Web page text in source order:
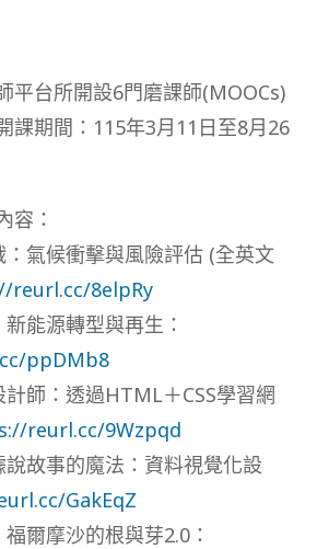
平台所開設6門磨課師(MOOCs)
課期間：115年3月11日至8月26
容：
：氣候衝擊與風險評估 (全英文
reurl.cc/8elpRy
能源轉型與再生：
ppDMb8
師：透過HTML＋CSS學習網
reurl.cc/9Wzpqd
說故事的魔法：資料視覺化設
GakEqZ
爾摩沙的根與芽2.0：